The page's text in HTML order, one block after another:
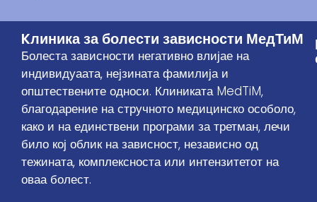
Kлиника за болести зависности МедТиМ
Болеста зависности негативно влијае на
индивидуаата, нејзината фамилија и
општествените односи. Клиниката MedTiM,
благодарение на стручното медицинско особоло,
како и на единствени програми за третман, лечи
било кој облик на зависност, независно од
тежината, комплексноста или интензитетот на
оваа болест.